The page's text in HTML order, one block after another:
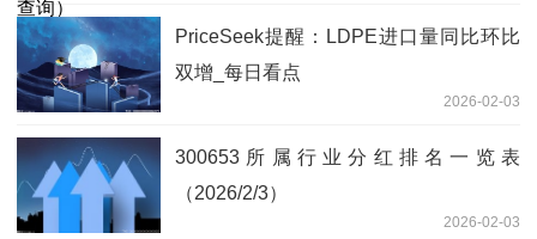
PriceSeek提醒：LDPE进口量同比环比
双增_每日看点
2026-02-03
300653所属行业分红排名一览表
（2026/2/3）
2026-02-03